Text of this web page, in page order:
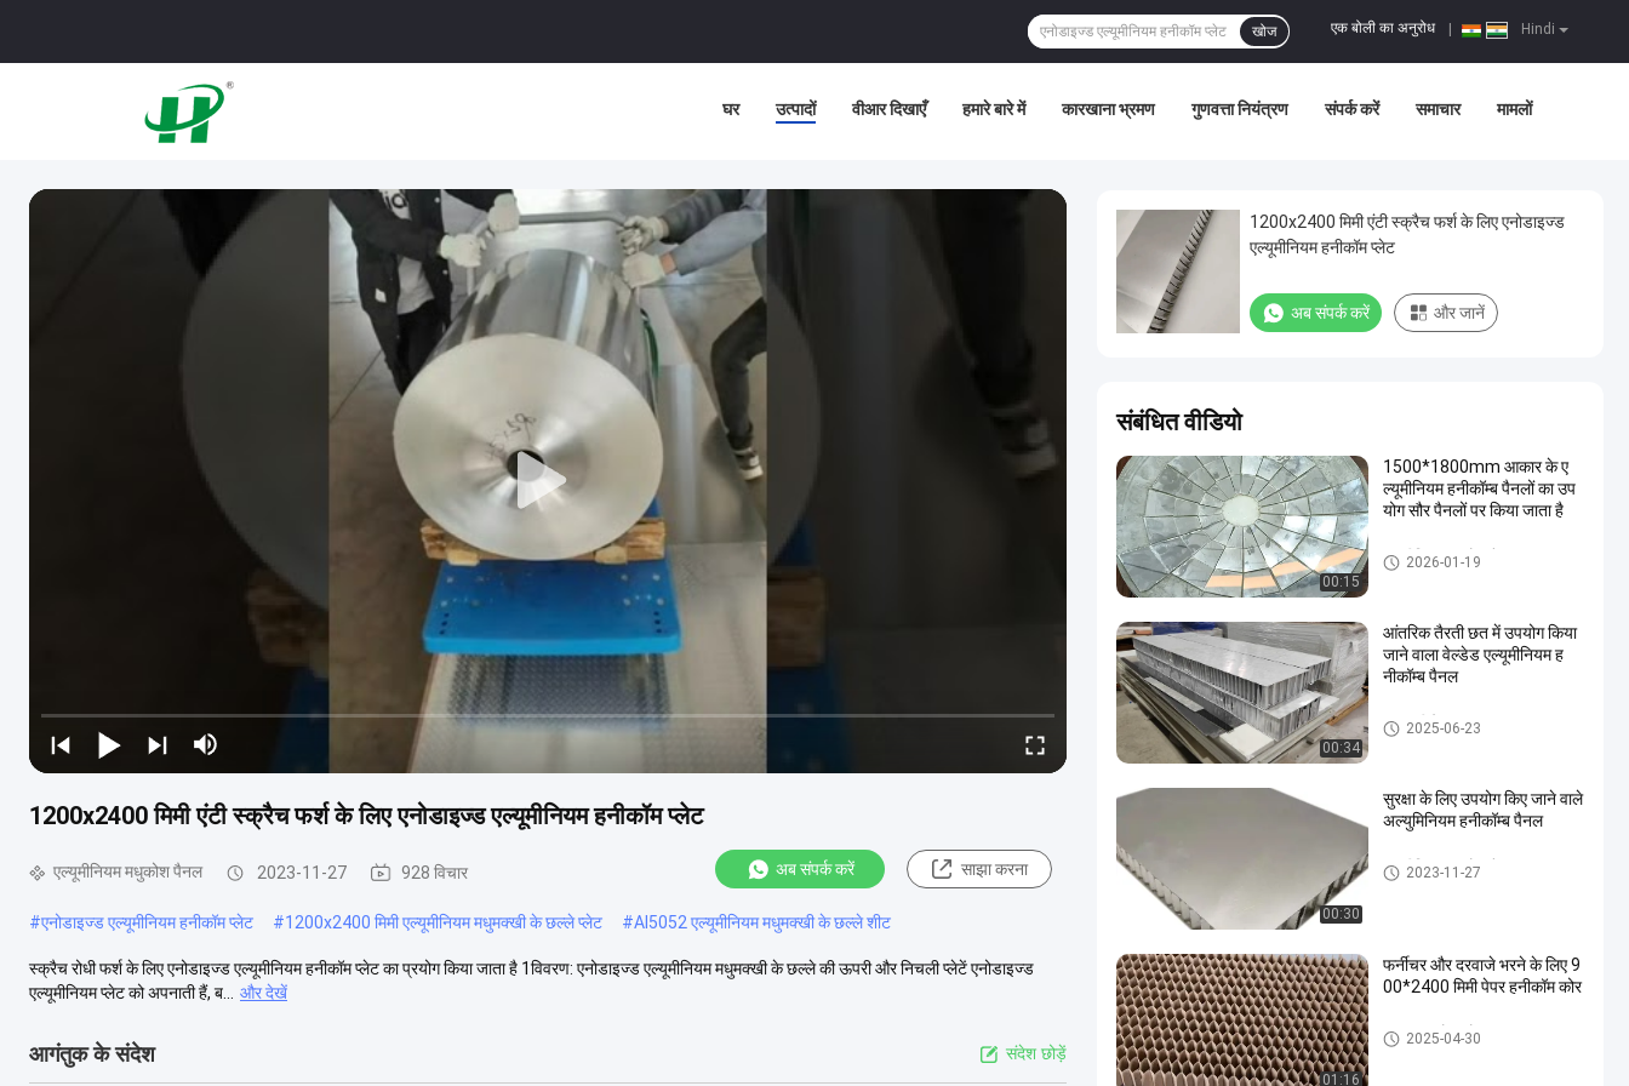
Hindi
एक बोली का अनुरोध
खोज
घर उत्पादों वीआर दिखाएँ हमारे बारे में कारखाना भ्रमण गुणवत्ता नियंत्रण संपर्क करें समाचार मामलों
1200x2400 मिमी एंटी स्क्रैच फर्श के लिए एनोडाइज्ड एल्यूमीनियम हनीकॉम प्लेट
एल्यूमीनियम मधुकोश पैनल 2023-11-27 928 विचार अब संपर्क करें साझा करना
#एनोडाइज्ड एल्यूमीनियम हनीकॉम प्लेट #1200x2400 मिमी एल्यूमीनियम मधुमक्खी के छल्ले प्लेट #Al5052 एल्यूमीनियम मधुमक्खी के छल्ले शीट
स्क्रैच रोधी फर्श के लिए एनोडाइज्ड एल्यूमीनियम हनीकॉम प्लेट का प्रयोग किया जाता है 1विवरण: एनोडाइज्ड एल्यूमीनियम मधुमक्खी के छल्ले की ऊपरी और निचली प्लेटें एनोडाइज्ड
एल्यूमीनियम प्लेट को अपनाती हैं, ब...
और देखें
आगंतुक के संदेश संदेश छोड़ें
1200x2400 मिमी एंटी स्क्रैच फर्श के लिए एनोडाइज्ड
एल्यूमीनियम हनीकॉम प्लेट
अब संपर्क करें और जानें
संबंधित वीडियो
00:15
1500*1800mm आकार के ए
ल्यूमीनियम हनीकॉम्ब पैनलों का उप
योग सौर पैनलों पर किया जाता है
एल्यूमीनियम मधुकोश पैनल
2026-01-19
00:34
आंतरिक तैरती छत में उपयोग किया
जाने वाला वेल्डेड एल्यूमीनियम ह
नीकॉम्ब पैनल
मधुमक्खी के उत्पाद
2025-06-23
00:30
सुरक्षा के लिए उपयोग किए जाने वाले
अल्युमिनियम हनीकॉम्ब पैनल
एल्यूमीनियम मधुकोश पैनल
2023-11-27
01:16
फर्नीचर और दरवाजे भरने के लिए 9
00*2400 मिमी पेपर हनीकॉम कोर
कागज मधुकोश कोर
2025-04-30